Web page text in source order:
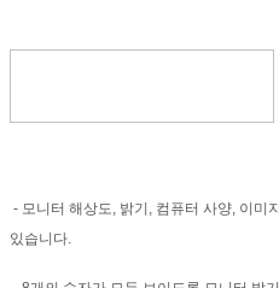
- 모니터 해상도, 밝기, 컴퓨터 사양, 이미
있습니다.